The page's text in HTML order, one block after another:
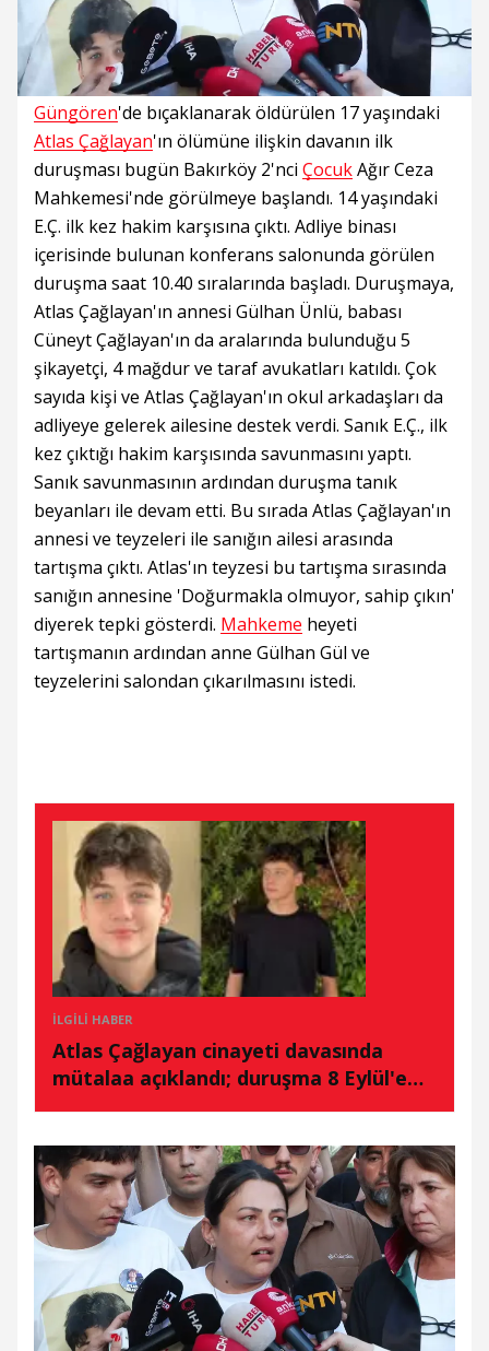
Süre
/
Toplam
Süre Yüklendi
0%
Yükleniyor:
0%
Güngören'de bıçaklanarak öldürülen 17 yaşındaki
Atlas Çağlayan'ın ölümüne ilişkin davanın ilk
duruşması bugün Bakırköy 2'nci ÇocukAğır Ceza
Mahkemesi'nde görülmeye başlandı. 14 yaşındaki
E.Ç. ilk kez hakim karşısına çıktı. Adliye binası
içerisinde bulunan konferans salonunda görülen
duruşma saat 10.40 sıralarında başladı. Duruşmaya,
Atlas Çağlayan'ın annesi Gülhan Ünlü, babası
Cüneyt Çağlayan'ın da aralarında bulunduğu 5
şikayetçi, 4 mağdur ve taraf avukatları katıldı. Çok
sayıda kişi ve Atlas Çağlayan'ın okul arkadaşları da
adliyeye gelerek ailesine destek verdi. Sanık E.Ç., ilk
kez çıktığı hakim karşısında savunmasını yaptı.
Sanık savunmasının ardından duruşma tanık
beyanları ile devam etti. Bu sırada Atlas Çağlayan'ın
annesi ve teyzeleri ile sanığın ailesi arasında
tartışma çıktı. Atlas'ın teyzesi bu tartışma sırasında
sanığın annesine 'Doğurmakla olmuyor, sahip çıkın'
diyerek tepki gösterdi. Mahkeme heyeti
tartışmanın ardından anne Gülhan Gül ve
teyzelerini salondan çıkarılmasını istedi.
İLGILI HABER
Atlas Çağlayan cinayeti davasında
mütalaa açıklandı; duruşma 8 Eylül'e
ertelendi